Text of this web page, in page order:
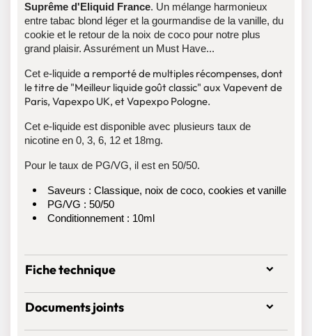
Suprême d'Eliquid France. Un mélange harmonieux
entre tabac blond léger et la gourmandise de la vanille, du
cookie et le retour de la noix de coco pour notre plus
grand plaisir. Assurément un Must Have...
Cet e-liquide a remporté de multiples récompenses, dont
le titre de "Meilleur liquide goût classic" aux Vapevent de
Paris, Vapexpo UK, et Vapexpo Pologne.
Cet e-liquide est disponible avec plusieurs taux de
nicotine en 0, 3, 6, 12 et 18mg.
Pour le taux de PG/VG, il est en 50/50.
Saveurs : Classique, noix de coco, cookies et vanille
PG/VG : 50/50
Conditionnement : 10ml
Fiche technique
Documents joints